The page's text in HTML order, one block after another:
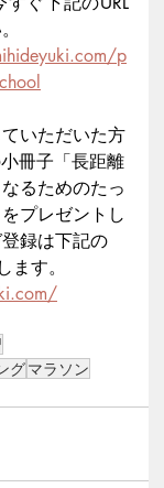
p
いただいた方
冊子「長距離
るためのたっ
プレゼントし
録は下記の
ます。
グマラソン